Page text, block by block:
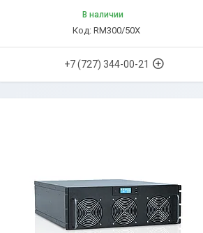
В наличии
RM300/50X
+7 (727) 344-00-21